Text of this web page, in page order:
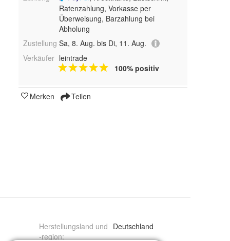
Ratenzahlung, Vorkasse per
Überweisung, Barzahlung bei
Abholung
Zustellung Sa, 8. Aug. bis Di, 11. Aug.
Verkäufer leintrade
100% positiv
Merken Teilen
Herstellungsland und
-region:
Deutschland